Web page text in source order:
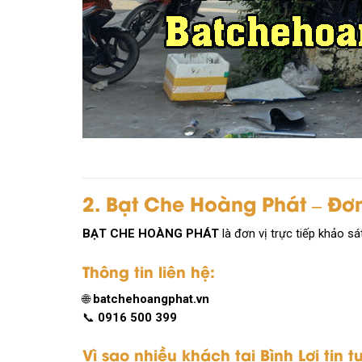
2. Bạt Che Hoàng Phát –
BẠT CHE HOÀNG PHÁT là đơn vị trực tiếp khảo
Thông tin liên hệ:
🌐batchehoangphat.vn
📞 0916 500 399
Vì sao nhiều khách tại Bình Lợi tin